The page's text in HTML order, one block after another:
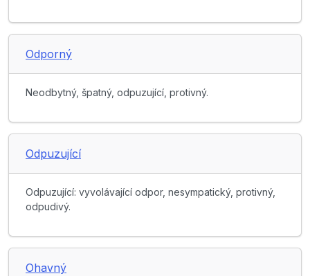
Odporný
Neodbytný, špatný, odpuzující, protivný.
Odpuzující
Odpuzující: vyvolávající odpor, nesympatický, protivný,
odpudivý.
Ohavný